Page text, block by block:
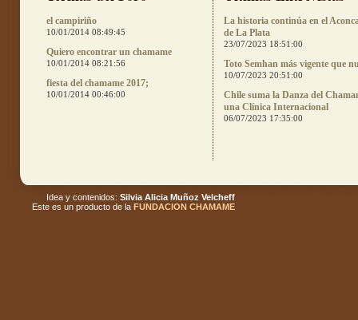
el campiriño
10/01/2014 08:49:45
Quiero encontrar un chamame
10/01/2014 08:21:56
fiesta del chamame 2017;
10/01/2014 00:46:00
La historia continúa en el
de La Plata
23/07/2023 18:51:00
Toto Semhan más vigente que
10/07/2023 20:51:00
Chile suma la Danza del
una Clínica Internacional
06/07/2023 17:35:00
Idea y contenidos: Silvia Alicia Muñoz Velcheff
Este es un producto de la FUNDACION CHAMAME